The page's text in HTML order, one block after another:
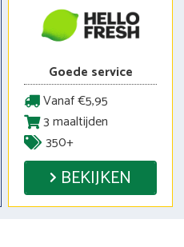
Goede service
Vanaf €5,95
3 maaltijden
350+
BEKIJKEN